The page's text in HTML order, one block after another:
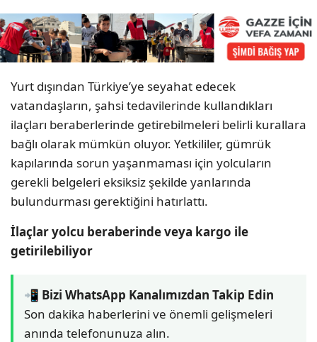
Yurt dışından Türkiye’ye seyahat edecek
vatandaşların, şahsi tedavilerinde kullandıkları
ilaçları beraberlerinde getirebilmeleri belirli kurallara
bağlı olarak mümkün oluyor. Yetkililer, gümrük
kapılarında sorun yaşanmaması için yolcuların
gerekli belgeleri eksiksiz şekilde yanlarında
bulundurması gerektiğini hatırlattı.
İlaçlar yolcu beraberinde veya kargo ile
getirilebiliyor
📲 Bizi WhatsApp Kanalımızdan Takip Edin
Son dakika haberlerini ve önemli gelişmeleri
anında telefonunuza alın.